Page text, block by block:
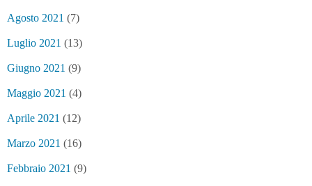
Agosto 2021 (7)
Luglio 2021 (13)
Giugno 2021 (9)
Maggio 2021 (4)
Aprile 2021 (12)
Marzo 2021 (16)
Febbraio 2021 (9)